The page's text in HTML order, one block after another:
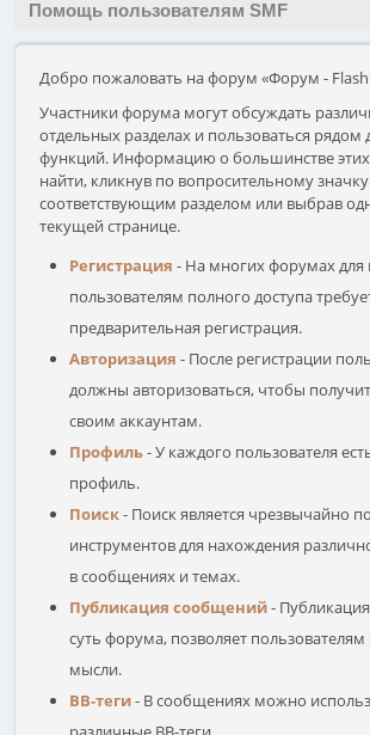
Помощь пользователям SMF
Добро пожаловать на форум «Форум -
Участники форума могут обсуждать
отдельных разделах и пользоваться
функций. Информацию о большинстве
найти, кликнув по вопросительному
соответствующим разделом или выбрав
текущей странице.
Регистрация - На многих форумах для
пользователям полного доступа
предварительная регистрация.
Авторизация - После регистрации
должны авторизоваться, чтобы
своим аккаунтам.
Профиль- У каждого пользователя
профиль.
Поиск- Поиск является чрезвычайно
инструментов для нахождения
в сообщениях и темах.
Публикация сообщений-
суть форума, позволяет
мысли.
BB-теги- В сообщениях можно